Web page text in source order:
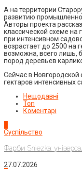
А на территории
развитию
Авторы проекта
классической схеме на
при интенсивном
возрастает до 2500 на
возможна, всего лишь,
пород деревьев
Сейчас в
гектаров интенсивных
Нещодавні
Топ
Коментарі
Суспільство
Фарби Sniezka:
27.07.2026